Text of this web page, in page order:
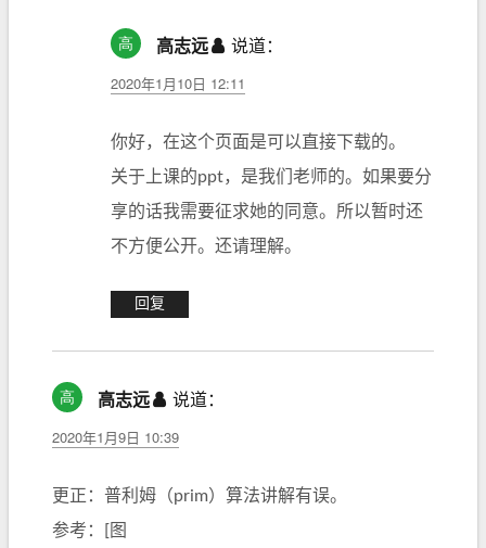
高志远 说道：
2020年1月10日 12:11
你好，在这个页面是可以直接下载的。
关于上课的ppt，是我们老师的。如果要分
享的话我需要征求她的同意。所以暂时还
不方便公开。还请理解。
回复
高志远 说道：
2020年1月9日 10:39
更正：普利姆（prim）算法讲解有误。
参考：[图